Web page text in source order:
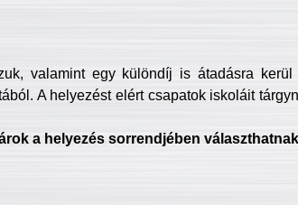
valamint egy különdíj is átadásra
A helyezést elért csapatok iskoláit
a helyezés sorrendjében